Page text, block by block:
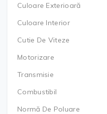
Culoare Exterioară
Culoare Interior
Cutie De Viteze
Motorizare
Transmisie
Combustibil
Normă De Poluare